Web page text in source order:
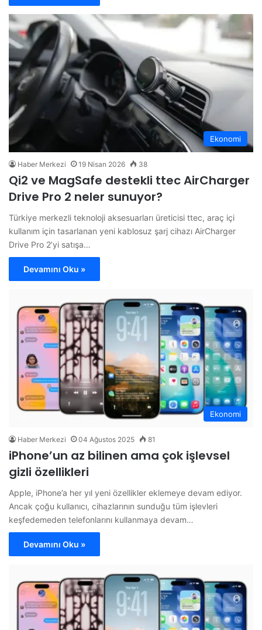
Ekonomi
Haber Merkezi 19 Nisan 2026 38
Qi2 ve MagSafe destekli ttec AirCharger
Drive Pro 2 neler sunuyor?
Türkiye merkezli teknoloji aksesuarları üreticisi ttec, araç içi
kullanım için tasarlanan yeni kablosuz şarj cihazı AirCharger
Drive Pro 2’yi satışa…
Devamını Oku »
Ekonomi
Haber Merkezi 04 Ağustos 2025 81
iPhone’un az bilinen ama çok işlevsel
gizli özellikleri
Apple, iPhone’a her yıl yeni özellikler eklemeye devam ediyor.
Ancak çoğu kullanıcı, cihazlarının sunduğu tüm işlevleri
keşfedemeden telefonlarını kullanmaya devam…
Devamını Oku »